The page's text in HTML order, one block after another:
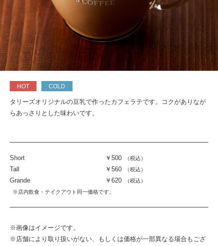
HOT COLD
タリーズオリジナルの豆乳で作ったカフェラテです。コクがありなが
らあっさりとした味わいです。
Short ￥500 （税込）
Tall ￥560 （税込）
Grande ￥620
（税込）
※店内飲食・テイクアウト同一価格です。
※画像はイメージです。
※店舗により取り扱いがない、もしくは価格が一部異なる場合もござ